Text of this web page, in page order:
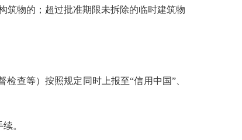
筑物的；超过批准期限未拆除的临时建筑物
检查等）按照规定同时上报至“信用中国”
。